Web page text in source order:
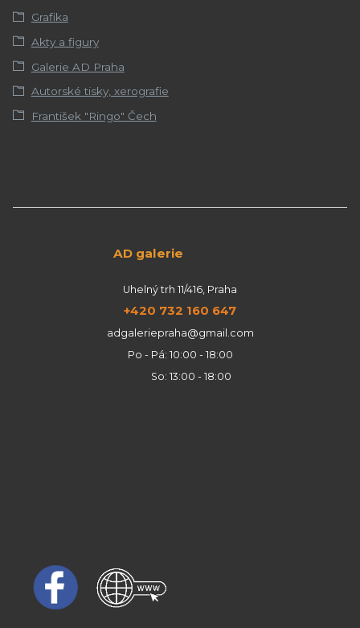
Grafika
Akty a figury
Galerie AD Praha
Autorské tisky, xerografie
František "Ringo" Čech
AD galerie
Uhelný trh 11/416, Praha
+420 732 160 647
adgaleriepraha@gmail.com
Po - Pá: 10:00 - 18:00
So: 13:00 - 18:00